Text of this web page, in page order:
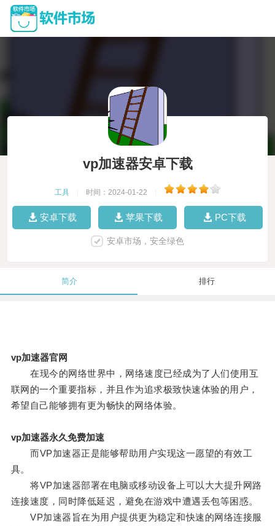
vp加速器安卓下载
工具 时间：2024-01-22
安卓下载 苹果下载 PC下载
安卓市场，安全绿色
简介 排行
vp加速器官网
在现今的网络世界中，网络速度已经成为了人们使用互
联网的一个重要指标，并且作为追求极致快速体验的用户，
希望自己能够拥有更为畅快的网络体验。
vp加速器永久免费加速
而VP加速器正是能够帮助用户实现这一愿望的有效工
具。
将VP加速器部署在电脑或移动设备上可以大大提升网路
连接速度，同时降低延迟，避免在游戏中遭遇丢包等困惑。
VP加速器旨在为用户提供更为稳定和快速的网络连接服